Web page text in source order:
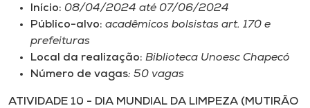
Início: 08/04/2024 até 07/06/2024
Público-alvo: acadêmicos bolsistas art. 170 e
prefeituras
Local da realização: Biblioteca Unoesc Chapecó
Número de vagas: 50 vagas
ATIVIDADE 10 - DIA MUNDIAL DA LIMPEZA (MUTIRÃO